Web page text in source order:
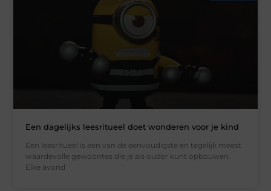
Een dagelijks leesritueel doet wonderen voor je kind
Een leesritueel is een van de eenvoudigste en tegelijk meest
waardevolle gewoontes die je als ouder kunt opbouwen.
Elke avond